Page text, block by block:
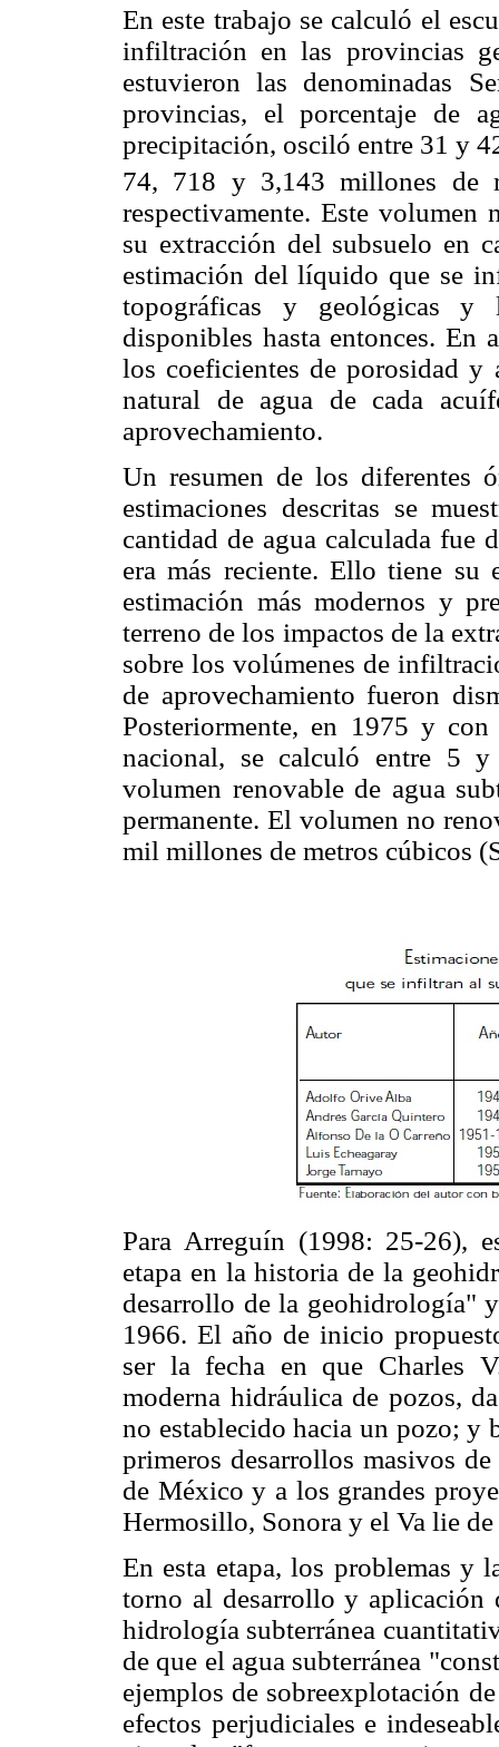
En este trabajo se calculó el
infiltración en las provincias
estuvieron las denominadas
provincias, el porcentaje de
precipitación, osciló entre 31 y
74, 718 y 3,143 millones de
respectivamente. Este
su extracción del subsuelo en
estimación del líquido que se
topográficas y geológicas y
disponibles hasta entonces. En
los coeficientes de porosidad y
natural de agua de cada
aprovechamiento.
Un resumen de los diferentes
estimaciones descritas se
cantidad de agua calculada fue
era más reciente. Ello tiene su
estimación más modernos y
terreno de los impactos de la
sobre los volúmenes de
de aprovechamiento fueron
Posteriormente, en 1975 y
nacional, se calculó entre 5
volumen renovable de agua
permanente. El volumen no
mil millones de metros cúbicos
Para Arreguín (1998: 25-26),
etapa en la historia de la
desarrollo de la geohidrología"
1966. El año de inicio
ser la fecha en que Charles
moderna hidráulica de pozos,
no establecido hacia un pozo; y
primeros desarrollos masivos
de México y a los grandes
Hermosillo, Sonora y el Va lie
En esta etapa, los problemas y
torno al desarrollo y aplicación
hidrología subterránea
de que el agua subterránea
ejemplos de sobreexplotación
efectos perjudiciales e